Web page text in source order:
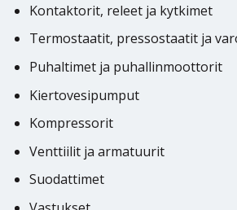
Kontaktorit, releet ja kytkimet
Termostaatit, pressostaatit ja
Puhaltimet ja puhallinmoottorit
Kiertovesipumput
Kompressorit
Venttiilit ja armatuurit
Suodattimet